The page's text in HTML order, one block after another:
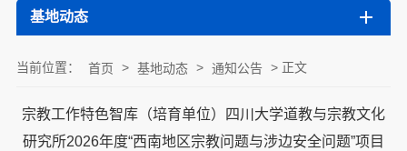
基地动态
当前位置： 首页 > 基地动态 > 通知公告 > 正文
宗教工作特色智库（培育单位）四川大学道教与宗教文化
研究所2026年度“西南地区宗教问题与涉边安全问题”项目